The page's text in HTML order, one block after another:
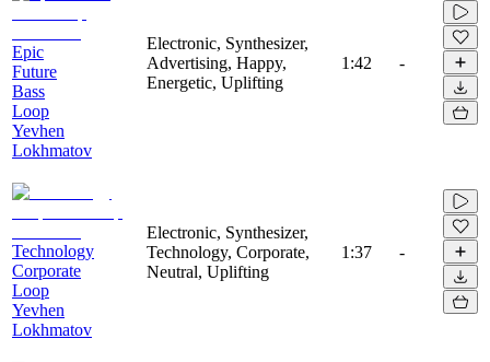
Epic
Future
Bass
Loop
Yevhen
Lokhmatov
Electronic, Synthesizer,
Advertising, Happy,
Energetic, Uplifting
1:42 -
Technology
Corporate
Loop
Yevhen
Lokhmatov
Electronic, Synthesizer,
Technology, Corporate,
Neutral, Uplifting
1:37 -